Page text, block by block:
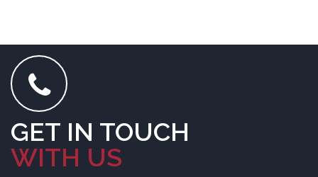
GET IN TOUCH
WITH US